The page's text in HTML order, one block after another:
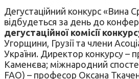
Дегустаційний конкурс «Вина
відбудеться за день до
дегустаційної комісії
Угорщини, Грузії та члени
України. Директор конкурсу –
Каменєва; міжнародний
FAO) – професор Оксана